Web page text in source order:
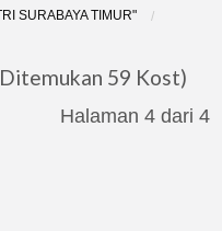
SURABAYA TIMUR"
59 Kost)
Halaman 4 dari 4